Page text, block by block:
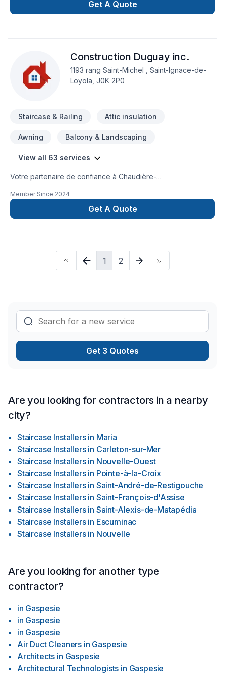
Get A Quote
Construction Duguay inc.
1193 rang Saint-Michel , Saint-Ignace-de-
Loyola, J0K 2P0
Staircase & Railing Attic insulation
Awning Balcony & Landscaping
View all 63 services
Votre partenaire de confiance à Chaudière-
Madeleine,Lanaudière,Laurentides,Montérégie,Montréal :
Construction Duguay inc., spécialiste de Armoires, Balcon,
Balcon de bois, Béton, Calfeutrage, Carrelage, Coffrage,
Fondations, Gouttières, Gypse, Insonorisation, Isolation entre-
toît, Isolation mur, Isolation sous-sol, Maçonnerie, Muret,
Patio, Peinture extérieur, Plancher, Porte de garage, Portes
Nous croyons en l'importance d'une approche
personnalisée, adaptée à chaque cli
Member Since 2024
Get A Quote
1 2
Get 3 Quotes
Are you looking for contractors in a nearby
city?
Staircase Installers in Maria
Staircase Installers in Carleton-sur-Mer
Staircase Installers in Nouvelle-Ouest
Staircase Installers in Pointe-à-la-Croix
Staircase Installers in Saint-André-de-Restigouche
Staircase Installers in Saint-François-d'Assise
Staircase Installers in Saint-Alexis-de-Matapédia
Staircase Installers in Escuminac
Staircase Installers in Nouvelle
Are you looking for another type
contractor?
in Gaspesie
in Gaspesie
in Gaspesie
Air Duct Cleaners in Gaspesie
Architects in Gaspesie
Architectural Technologists in Gaspesie